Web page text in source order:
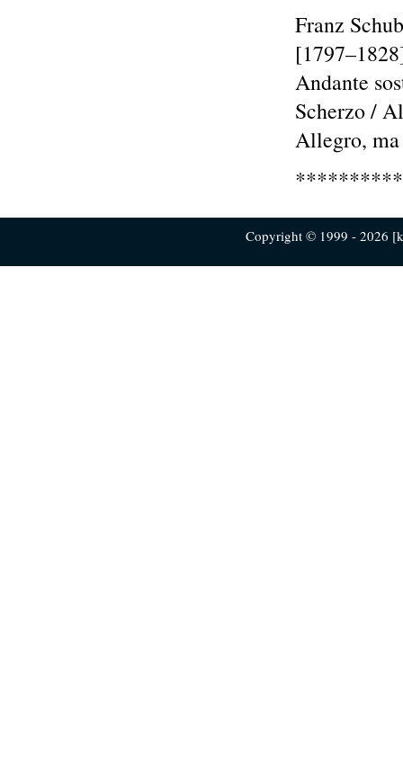
Franz
Andante
Scherzo /
Allegro,
Copyright © 1999 - 2026